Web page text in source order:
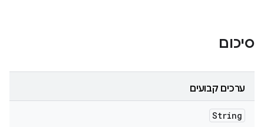
סיכום
ערכים קבועים
String